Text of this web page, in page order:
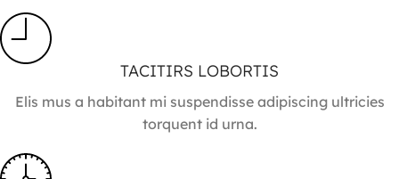
TACITIRS LOBORTIS
Elis mus a habitant mi suspendisse adipiscing ultricies
torquent id urna.